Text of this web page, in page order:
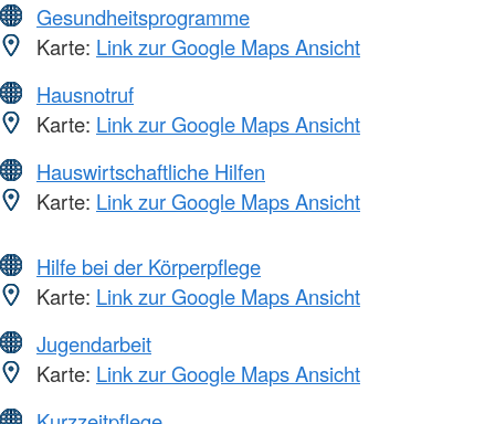
Gesundheitsprogramme
Karte: Link zur Google Maps Ansicht
Hausnotruf
Karte: Link zur Google Maps Ansicht
Hauswirtschaftliche Hilfen
Karte: Link zur Google Maps Ansicht
Hilfe bei der Körperpflege
Karte: Link zur Google Maps Ansicht
Jugendarbeit
Karte: Link zur Google Maps Ansicht